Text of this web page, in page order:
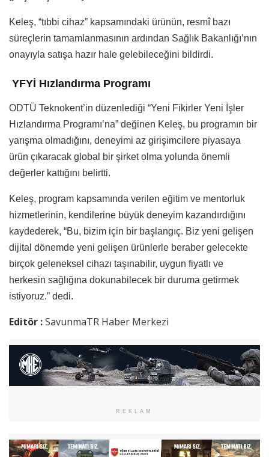
Keleş, “tıbbi cihaz” kapsamındaki ürünün, resmî bazı
süreçlerin tamamlanmasının ardından Sağlık Bakanlığı’nın
onayıyla satışa hazır hale gelebileceğini bildirdi.
YFYİ Hızlandırma Programı
ODTÜ Teknokent’in düzenlediği “Yeni Fikirler Yeni İşler
Hızlandırma Programı’na” değinen Keleş, bu programın bir
yarışma olmadığını, deneyimi az girişimcilere piyasaya
ürün çıkaracak global bir şirket olma yolunda önemli
değerler kattığını belirtti.
Keleş, program kapsamında verilen eğitim ve mentorluk
hizmetlerinin, kendilerine büyük deneyim kazandırdığını
kaydederek, “Bu, bizim için bir başlangıç. Biz yeni gelişen
dijital dönemde yeni gelişen ürünlerle beraber gelecekte
birçok geleneksel cihazı taşınabilir, uygun fiyatlı ve
herkesin sağlığına dokunabilecek bir duruma getirmek
istiyoruz.” dedi.
Editör :SavunmaTR Haber Merkezi
REKLAM